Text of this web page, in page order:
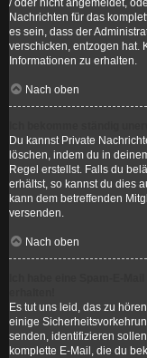
/ oder nicht angemeldet,
Nachrichten für das
es sein, dass der
verschicken, entzogen hat.
Informationen zu erhalten.
Nach oben
Du kannst Private
löschen, indem du in
Regel erstellst. Falls du
erhältst, so kannst du dies
kann dem betreffenden
versenden.
Nach oben
Es tut uns leid, das zu
einige
senden, identifizieren
komplette E-Mail, die du